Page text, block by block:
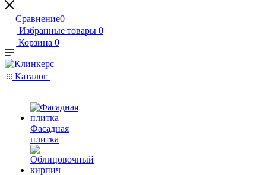
Сравнение0
Избранные товары 0
Корзина 0
Каталог
Фасадная
плитка